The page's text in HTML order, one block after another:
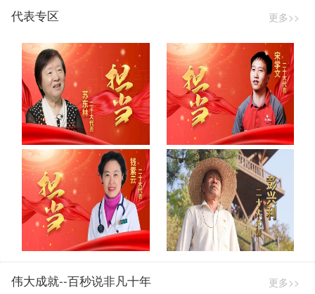
代表专区 更多>>
伟大成就--百秒说非凡十年 更多>>